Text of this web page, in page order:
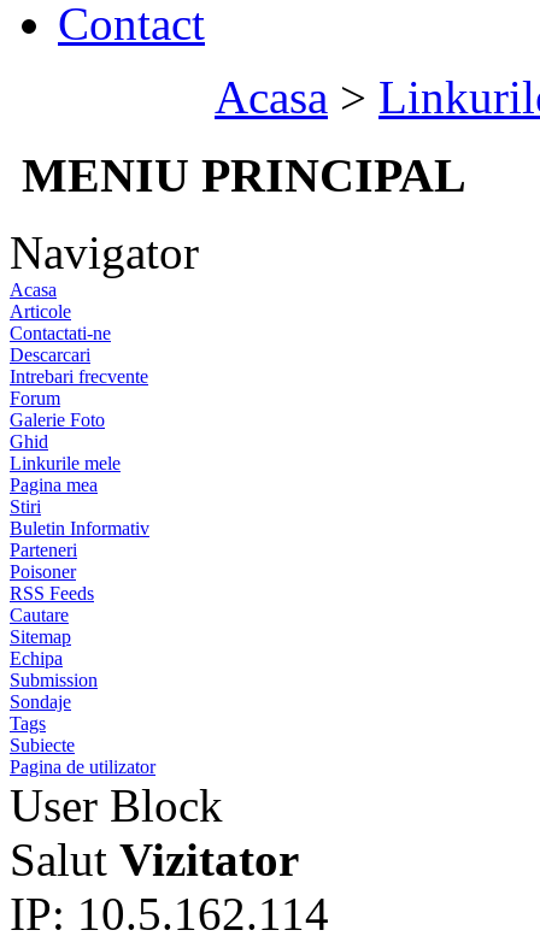
Contact
Acasa >
MENIU PRINCIPAL
Navigator
Acasa
Articole
Contactati-ne
Descarcari
Intrebari frecvente
Forum
Galerie Foto
Ghid
Linkurile mele
Pagina mea
Stiri
Buletin Informativ
Parteneri
Poisoner
RSS Feeds
Cautare
Sitemap
Echipa
Submission
Sondaje
Tags
Subiecte
Pagina de utilizator
User Block
Salut Vizitator
IP: 10.5.162.114